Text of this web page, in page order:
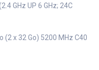
GHz UP 6 GHz; 24C
(2 x 32 Go) 5200 MHz C40